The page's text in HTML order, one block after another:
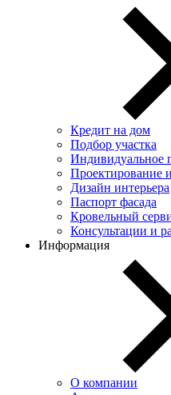
Кредит на дом
Подбор участка
Индивидуальное
Проектирование
Дизайн интерьера
Паспорт фасада
Кровельный
Консультации и
Информация
О компании